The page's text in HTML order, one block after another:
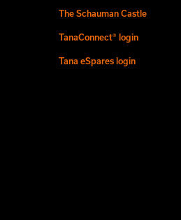
The Schauman Castle
TanaConnect® login
Tana eSpares login